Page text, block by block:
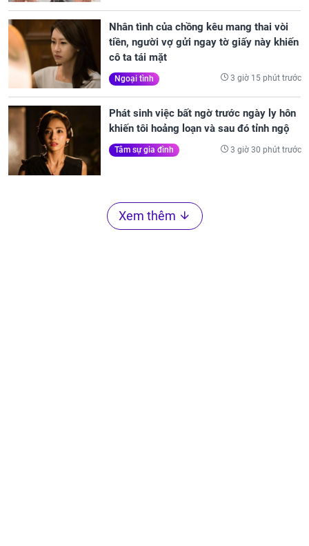
Nhân tình của chồng kêu mang thai vòi
tiền, người vợ gửi ngay tờ giấy này khiến
cô ta tái mặt
Ngoại tình 3 giờ 15 phút trước
Phát sinh việc bất ngờ trước ngày ly hôn
khiến tôi hoảng loạn và sau đó tỉnh ngộ
Tâm sự gia đình 3 giờ 30 phút trước
Xem thêm